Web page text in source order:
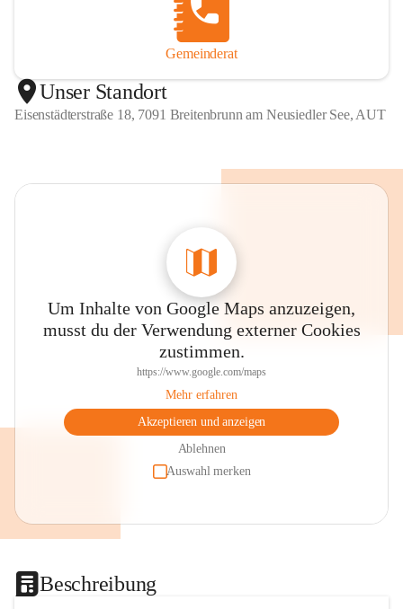
Gemeinderat
Unser Standort
Eisenstädterstraße 18, 7091 Breitenbrunn am Neusiedler See, AUT
Um Inhalte von Google Maps anzuzeigen,
musst du der Verwendung externer Cookies
zustimmen.
https://www.google.com/maps
Mehr erfahren
Akzeptieren und anzeigen
Ablehnen
Auswahl merken
Beschreibung